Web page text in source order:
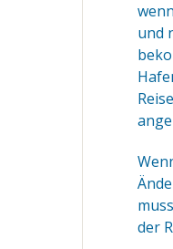
und
der